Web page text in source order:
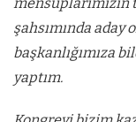
şahsımında aday
başkanlığımıza
yaptım.